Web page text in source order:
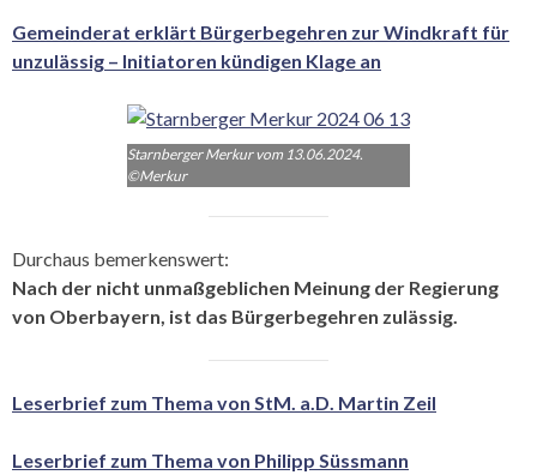
Gemeinderat erklärt Bürgerbegehren zur Windkraft für
unzulässig – Initiatoren kündigen Klage an
Starnberger Merkur vom 13.06.2024.
©Merkur
Durchaus bemerkenswert:
Nach der nicht unmaßgeblichen Meinung der Regierung
von Oberbayern, ist das Bürgerbegehren zulässig.
Leserbrief zum Thema von StM. a.D. Martin Zeil
Leserbrief zum Thema von Philipp Süssmann